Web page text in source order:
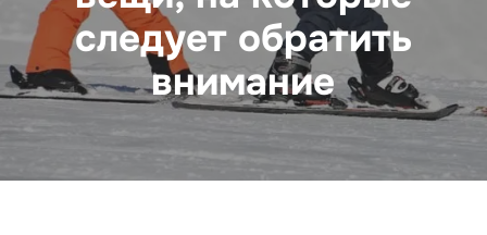
следует обратить
внимание